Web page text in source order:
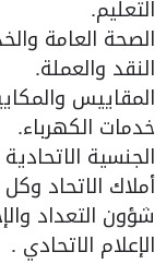
التعليم.
الصحة العامة
النقد والعملة.
المقاييس
خدمات الكهرباء.
الجنسية
أملاك الاتحاد
شؤون التعداد
الإعلام الاتحادي .